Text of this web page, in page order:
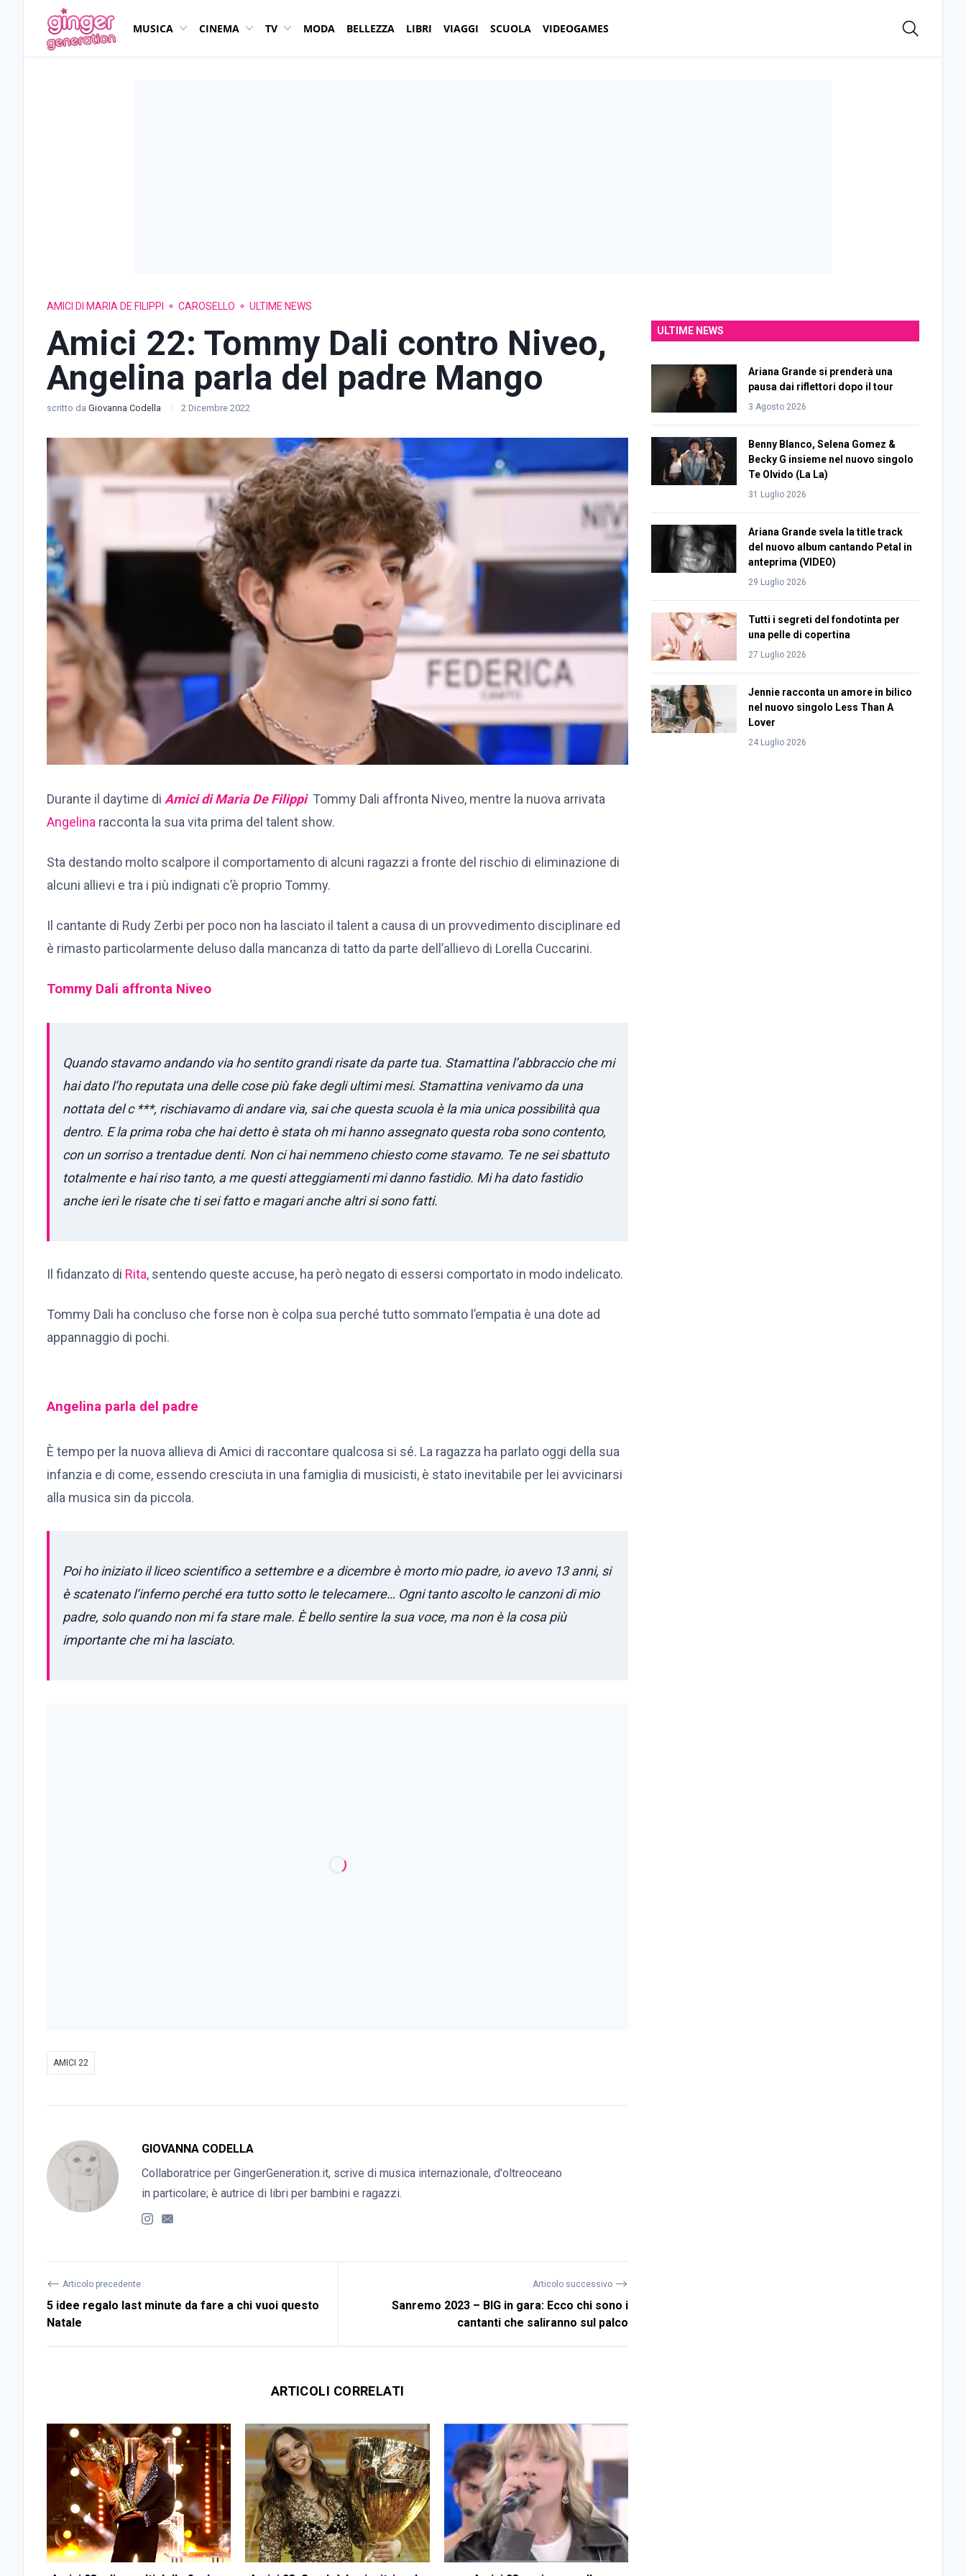
MUSICA CINEMA TV MODA BELLEZZA LIBRI VIAGGI SCUOLA VIDEOGAMES
AMICI DI MARIA DE FILIPPI CAROSELLO ULTIME NEWS
Amici 22: Tommy Dali contro Niveo,
Angelina parla del padre Mango
scritto da Giovanna Codella 2 Dicembre 2022
Durante il daytime di Amici di Maria De Filippi Tommy Dali affronta Niveo, mentre la nuova arrivata
Angelina racconta la sua vita prima del talent show.
Sta destando molto scalpore il comportamento di alcuni ragazzi a fronte del rischio di eliminazione di
alcuni allievi e tra i più indignati c’è proprio Tommy.
Il cantante di Rudy Zerbi per poco non ha lasciato il talent a causa di un provvedimento disciplinare ed
è rimasto particolarmente deluso dalla mancanza di tatto da parte dell’allievo di Lorella Cuccarini.
Tommy Dali affronta Niveo
Quando stavamo andando via ho sentito grandi risate da parte tua. Stamattina l’abbraccio che mi
hai dato l’ho reputata una delle cose più fake degli ultimi mesi. Stamattina venivamo da una
nottata del c ***, rischiavamo di andare via, sai che questa scuola è la mia unica possibilità qua
dentro. E la prima roba che hai detto è stata oh mi hanno assegnato questa roba sono contento,
con un sorriso a trentadue denti. Non ci hai nemmeno chiesto come stavamo. Te ne sei sbattuto
totalmente e hai riso tanto, a me questi atteggiamenti mi danno fastidio. Mi ha dato fastidio
anche ieri le risate che ti sei fatto e magari anche altri si sono fatti.
Il fidanzato di Rita, sentendo queste accuse, ha però negato di essersi comportato in modo indelicato.
Tommy Dali ha concluso che forse non è colpa sua perché tutto sommato l’empatia è una dote ad
appannaggio di pochi.
Angelina parla del padre
È tempo per la nuova allieva di Amici di raccontare qualcosa si sé. La ragazza ha parlato oggi della sua
infanzia e di come, essendo cresciuta in una famiglia di musicisti, è stato inevitabile per lei avvicinarsi
alla musica sin da piccola.
Poi ho iniziato il liceo scientifico a settembre e a dicembre è morto mio padre, io avevo 13 anni, si
è scatenato l’inferno perché era tutto sotto le telecamere… Ogni tanto ascolto le canzoni di mio
padre, solo quando non mi fa stare male. È bello sentire la sua voce, ma non è la cosa più
importante che mi ha lasciato.
AMICI 22
GIOVANNA CODELLA
Collaboratrice per GingerGeneration.it, scrive di musica internazionale, d'oltreoceano
in particolare; è autrice di libri per bambini e ragazzi.
⟵ Articolo precedente
5 idee regalo last minute da fare a chi vuoi questo
Natale
Articolo successivo ⟶
Sanremo 2023 – BIG in gara: Ecco chi sono i
cantanti che saliranno sul palco
ARTICOLI CORRELATI
ULTIME NEWS
Ariana Grande si prenderà una
pausa dai riflettori dopo il tour
3 Agosto 2026
Benny Blanco, Selena Gomez &
Becky G insieme nel nuovo singolo
Te Olvido (La La)
31 Luglio 2026
Ariana Grande svela la title track
del nuovo album cantando Petal in
anteprima (VIDEO)
29 Luglio 2026
Tutti i segreti del fondotinta per
una pelle di copertina
27 Luglio 2026
Jennie racconta un amore in bilico
nel nuovo singolo Less Than A
Lover
24 Luglio 2026